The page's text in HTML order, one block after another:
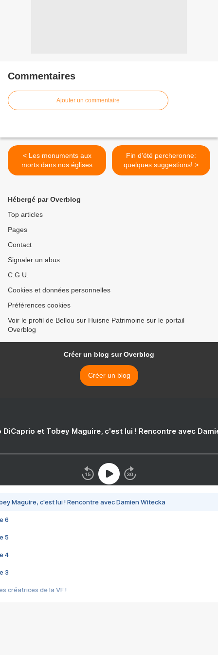
Commentaires
Ajouter un commentaire
< Les monuments aux
morts dans nos églises
Fin d'été percheronne:
quelques suggestions! >
Hébergé par Overblog
Top articles
Pages
Contact
Signaler un abus
C.G.U.
Cookies et données personnelles
Préférences cookies
Voir le profil de Bellou sur Huisne Patrimoine sur le portail
Overblog
Créer un blog sur Overblog
Créer un blog
DiCaprio et Tobey Maguire, c'est lui ! Rencontre avec
Maguire, c'est lui ! Rencontre avec Damien Witecka
6
5
4
3
créatrices de la VF !